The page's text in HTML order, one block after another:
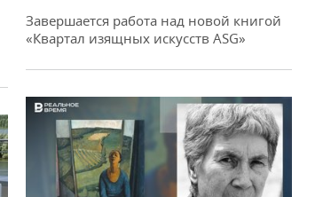
Завершается работа над новой книгой
«Квартал изящных искусств ASG»